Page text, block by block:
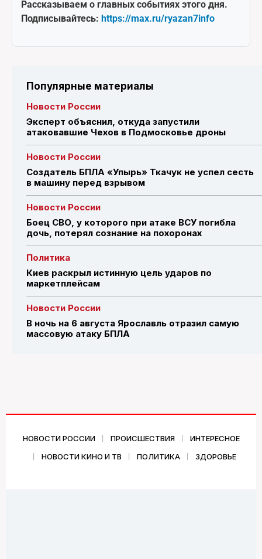
Рассказываем о главных событиях этого дня.
Подписывайтесь: https://max.ru/ryazan7info
Популярные материалы
Новости России
Эксперт объяснил, откуда запустили
атаковавшие Чехов в Подмосковье дроны
Новости России
Создатель БПЛА «Упырь» Ткачук не успел сесть
в машину перед взрывом
Новости России
Боец СВО, у которого при атаке ВСУ погибла
дочь, потерял сознание на похоронах
Политика
Киев раскрыл истинную цель ударов по
маркетплейсам
Новости России
В ночь на 6 августа Ярославль отразил самую
массовую атаку БПЛА
НОВОСТИ РОССИИ ПРОИСШЕСТВИЯ
ИНТЕРЕСНОЕ
НОВОСТИ КИНО И ТВ
ПОЛИТИКА ЗДОРОВЬЕ